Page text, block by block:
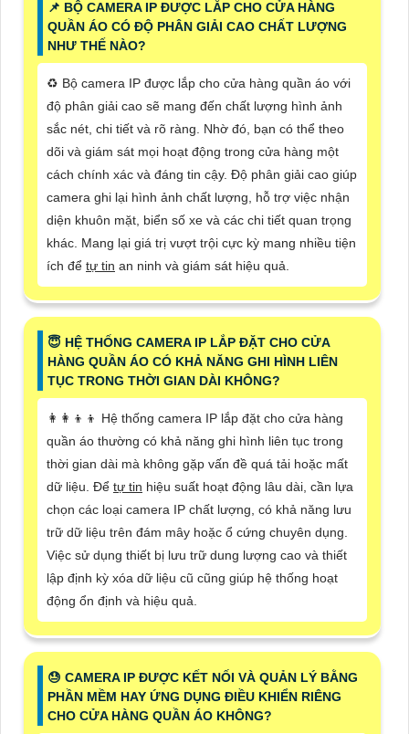
📌 BỘ CAMERA IP ĐƯỢC LẮP CHO CỬA HÀNG
QUẦN ÁO CÓ ĐỘ PHÂN GIẢI CAO CHẤT LƯỢNG
NHƯ THẾ NÀO?
♻️ Bộ camera IP được lắp cho cửa hàng quần áo với
độ phân giải cao sẽ mang đến chất lượng hình ảnh
sắc nét, chi tiết và rõ ràng. Nhờ đó, bạn có thể theo
dõi và giám sát mọi hoạt động trong cửa hàng một
cách chính xác và đáng tin cậy. Độ phân giải cao giúp
camera ghi lại hình ảnh chất lượng, hỗ trợ việc nhận
diện khuôn mặt, biển số xe và các chi tiết quan trọng
khác. Mang lại giá trị vượt trội cực kỳ mang nhiều tiện
ích để tự tin an ninh và giám sát hiệu quả.
😇 HỆ THỐNG CAMERA IP LẮP ĐẶT CHO CỬA
HÀNG QUẦN ÁO CÓ KHẢ NĂNG GHI HÌNH LIÊN
TỤC TRONG THỜI GIAN DÀI KHÔNG?
👩‍👩‍👦‍👦 Hệ thống camera IP lắp đặt cho cửa hàng
quần áo thường có khả năng ghi hình liên tục trong
thời gian dài mà không gặp vấn đề quá tải hoặc mất
dữ liệu. Để tự tin hiệu suất hoạt động lâu dài, cần lựa
chọn các loại camera IP chất lượng, có khả năng lưu
trữ dữ liệu trên đám mây hoặc ổ cứng chuyên dụng.
Việc sử dụng thiết bị lưu trữ dung lượng cao và thiết
lập định kỳ xóa dữ liệu cũ cũng giúp hệ thống hoạt
động ổn định và hiệu quả.
😓 CAMERA IP ĐƯỢC KẾT NỐI VÀ QUẢN LÝ BẰNG
PHẦN MỀM HAY ỨNG DỤNG ĐIỀU KHIỂN RIÊNG
CHO CỬA HÀNG QUẦN ÁO KHÔNG?